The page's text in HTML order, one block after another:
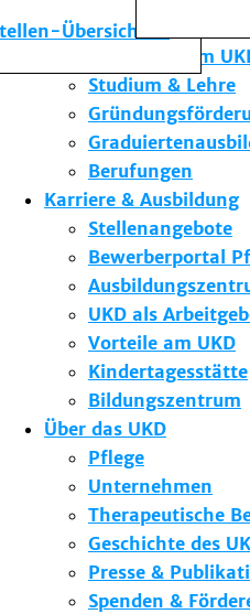
Übersicht
Die Institute des
Forschung am
Studium & Lehre
Berufungen
Karriere & Ausbildung
Stellenangebote
Bewerberportal
UKD als
Vorteile am UKD
Kindertagesstätte
Bildungszentrum
Über das UKD
Pflege
Unternehmen
Therapeutische
Geschichte des
Presse &
Spenden &